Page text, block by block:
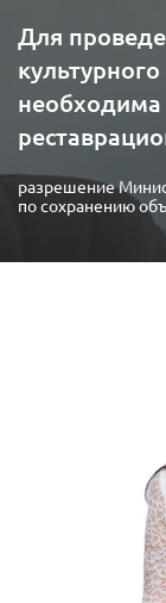
Для
необходима
разрешение
по сохранению